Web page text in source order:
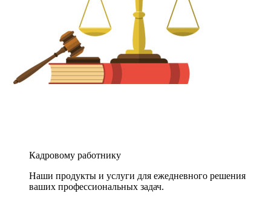
Кадровому работнику
Наши продукты и услуги для ежедневного решения
ваших профессиональных задач.